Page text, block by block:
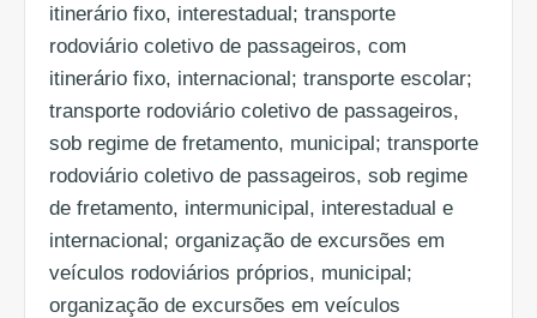
itinerário fixo, interestadual; transporte
rodoviário coletivo de passageiros, com
itinerário fixo, internacional; transporte escolar;
transporte rodoviário coletivo de passageiros,
sob regime de fretamento, municipal; transporte
rodoviário coletivo de passageiros, sob regime
de fretamento, intermunicipal, interestadual e
internacional; organização de excursões em
veículos rodoviários próprios, municipal;
organização de excursões em veículos